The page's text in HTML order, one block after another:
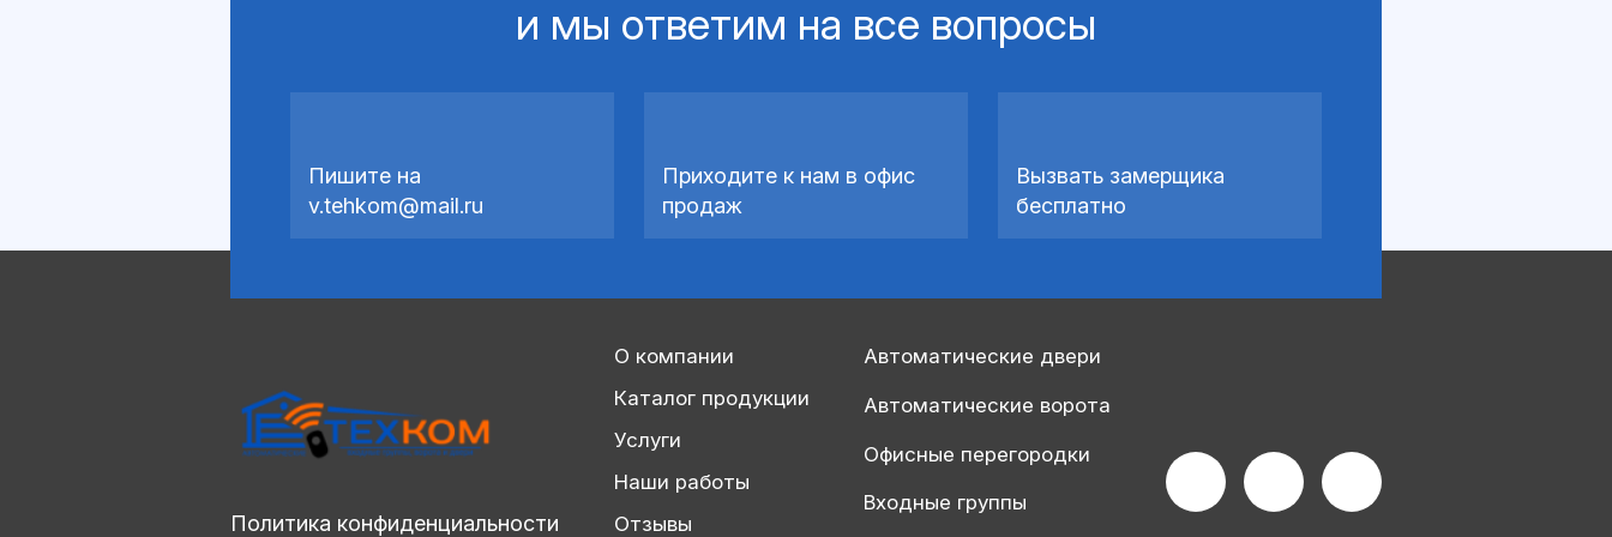
и мы ответим на все вопросы
Пишите на
v.tehkom@mail.ru
Приходите к нам в офис
продаж
Вызвать замерщика
бесплатно
Политика конфиденциальности
О компании
Каталог продукции
Услуги
Наши работы
Отзывы
Автоматические двери
Автоматические ворота
Офисные перегородки
Входные группы